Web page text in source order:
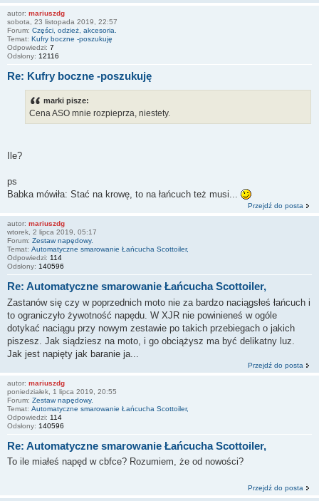
autor: mariuszdg
sobota, 23 listopada 2019, 22:57
Forum: Części, odzież, akcesoria.
Temat: Kufry boczne -poszukuję
Odpowiedzi: 7
Odsłony: 12116
Re: Kufry boczne -poszukuję
marki pisze:
Cena ASO mnie rozpieprza, niestety.
Ile?
ps
Babka mówiła: Stać na krowę, to na łańcuch też musi...
Przejdź do posta
autor: mariuszdg
wtorek, 2 lipca 2019, 05:17
Forum: Zestaw napędowy.
Temat: Automatyczne smarowanie Łańcucha Scottoiler,
Odpowiedzi: 114
Odsłony: 140596
Re: Automatyczne smarowanie Łańcucha Scottoiler,
Zastanów się czy w poprzednich moto nie za bardzo naciągsłeś łańcuch i
to ograniczyło żywotność napędu. W XJR nie powinieneś w ogóle
dotykać naciągu przy nowym zestawie po takich przebiegach o jakich
piszesz. Jak siądziesz na moto, i go obciążysz ma być delikatny luz.
Jak jest napięty jak baranie ja...
Przejdź do posta
autor: mariuszdg
poniedziałek, 1 lipca 2019, 20:55
Forum: Zestaw napędowy.
Temat: Automatyczne smarowanie Łańcucha Scottoiler,
Odpowiedzi: 114
Odsłony: 140596
Re: Automatyczne smarowanie Łańcucha Scottoiler,
To ile miałeś napęd w cbfce? Rozumiem, że od nowości?
Przejdź do posta